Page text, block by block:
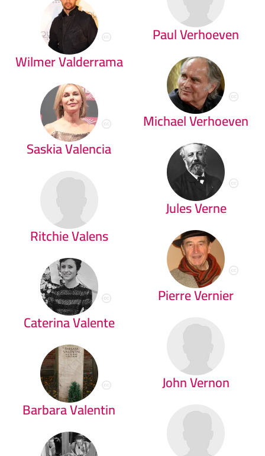
Wilmer Valderrama
Saskia Valencia
Ritchie Valens
Caterina Valente
Barbara Valentin
Paul Verhoeven
Michael Verhoeven
Jules Verne
Pierre Vernier
John Vernon